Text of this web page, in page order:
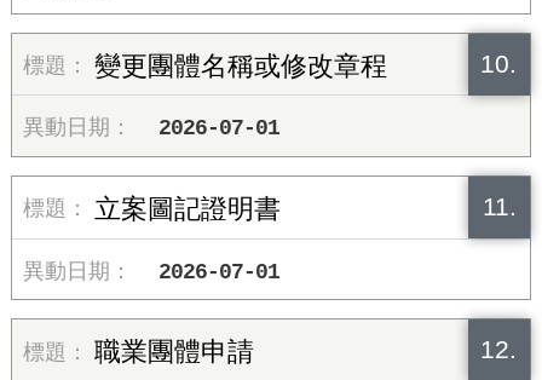
10.
變更團體名稱或修改章程
2026-07-01
11.
立案圖記證明書
2026-07-01
12.
職業團體申請